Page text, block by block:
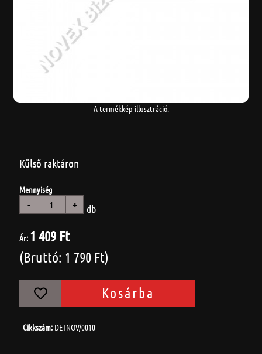
A termékkép illusztráció.
Külső raktáron
Mennyiség
- + db
Ár: 1 409 Ft
(Bruttó: 1 790 Ft)
Kosárba
Cikkszám: DETNOV/0010